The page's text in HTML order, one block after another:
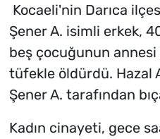
Kocaeli'nin Darıca
Şener A. isimli erkek,
beş çocuğunun annesi
tüfekle öldürdü. Hazal
Şener A. tarafından
Kadın cinayeti, gece